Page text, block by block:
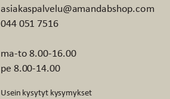
asiakaspalvelu@amandabshop.com
044 051 7516
ma-to 8.00-16.00
pe 8.00-14.00
Usein kysytyt kysymykset